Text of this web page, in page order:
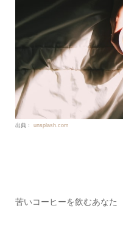
出典： unsplash.com
苦いコーヒーを飲むあなた